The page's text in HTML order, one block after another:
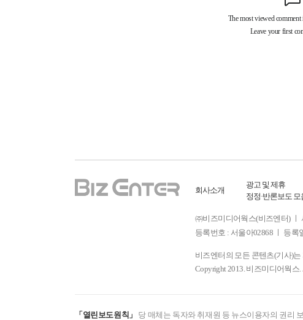
회사소개
광고 및 제휴
정정·반론보도 모
㈜비즈미디어웍스(비즈엔터) ㅣ
등록번호 : 서울아02868 ㅣ 등록
비즈엔터의 모든 콘텐츠(기사)
Copyright 2013. 비즈미디어웍스.
「열린보도원칙」 당 매체는 독자와 취재원 등 뉴스이용자의 권리